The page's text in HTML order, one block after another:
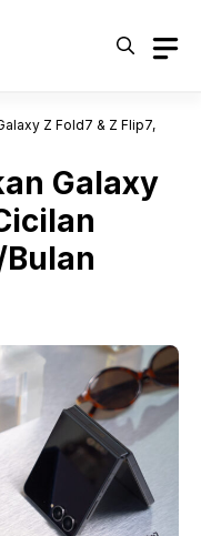
Z Fold7 & Z Flip7,
Galaxy